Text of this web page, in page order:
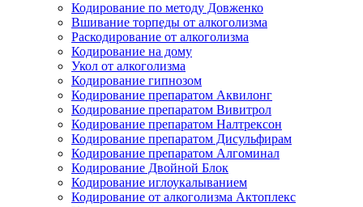
Кодирование по методу Довженко
Вшивание торпеды от алкоголизма
Раскодирование от алкоголизма
Кодирование на дому
Укол от алкоголизма
Кодирование гипнозом
Кодирование препаратом Аквилонг
Кодирование препаратом Вивитрол
Кодирование препаратом Налтрексон
Кодирование препаратом Дисульфирам
Кодирование препаратом Алгоминал
Кодирование Двойной Блок
Кодирование иглоукалыванием
Кодирование от алкоголизма Актоплекс